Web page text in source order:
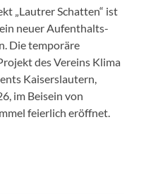
„Lautrer Schatten“ ist
neuer Aufenthalts-
Die temporäre
des Vereins Klima
Kaiserslautern,
im Beisein von
feierlich eröffnet.